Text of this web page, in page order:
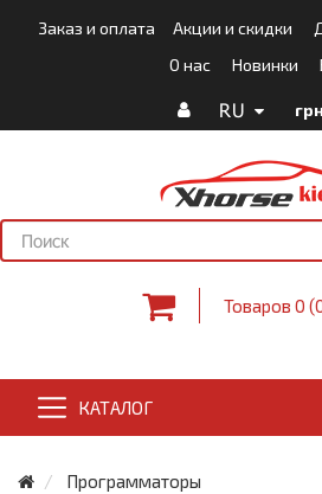
Заказ и оплата Акции и скидки
О нас
Новинки
RU грн
Товаров 0
КАТАЛОГ
Программаторы